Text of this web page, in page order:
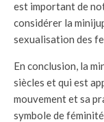
est important de
considérer la
sexualisation des
En conclusion, la
siècles et qui est
mouvement et sa
symbole de